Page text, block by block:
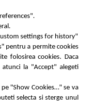
settings for history"
pentru a permite cookies
folosirea cookies. Daca
la "Accept" alegeti
"Show Cookies…" se va
selecta si sterge unul